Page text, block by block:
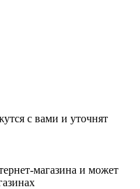
с вами и уточнят
магазина и может